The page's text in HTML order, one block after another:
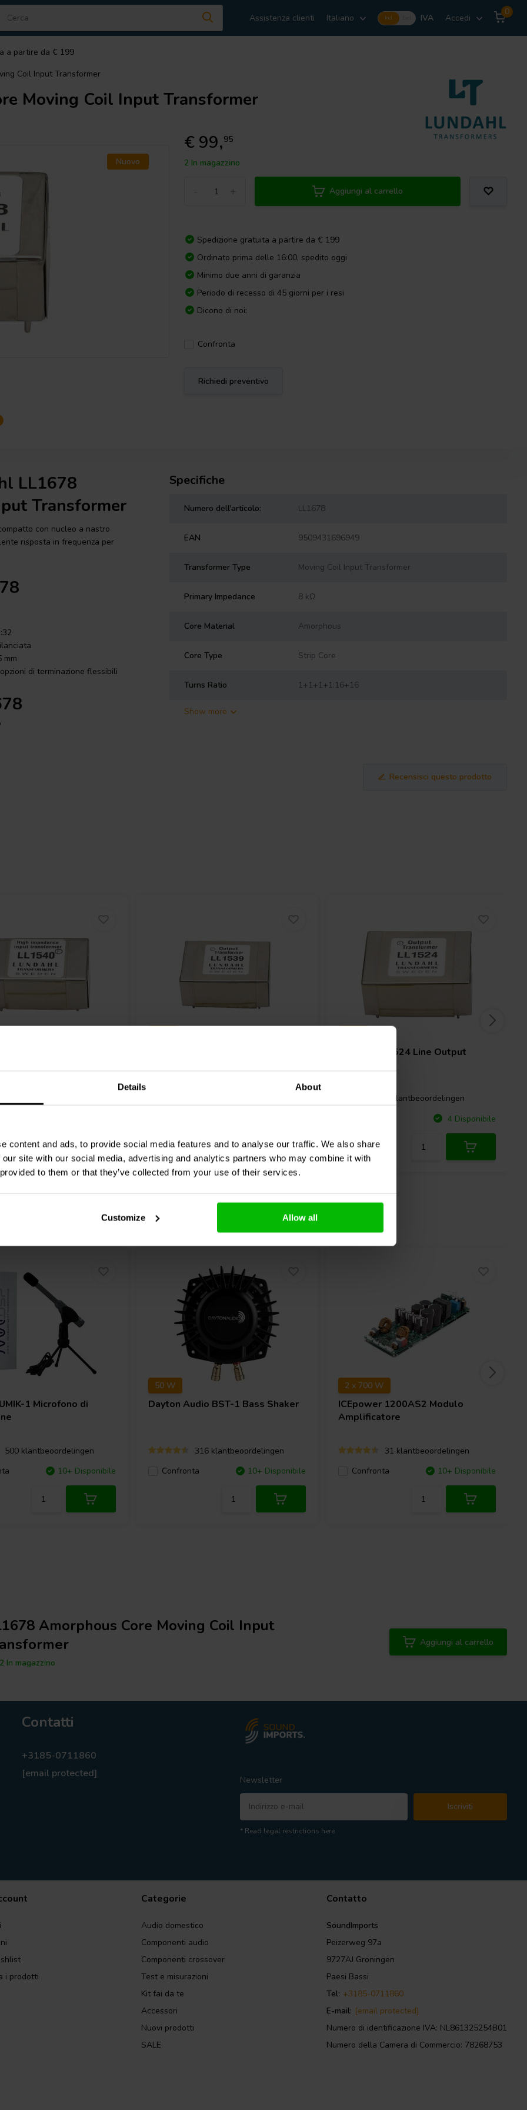
Details About
content and ads, to provide social media features and to analyse our traffic. We also share
site with our social media, advertising and analytics partners who may combine it with
to them or that they’ve collected from your use of their services.
Customize Allow all
Assistenza clienti Italiano Incl. IVA Accedi
0
a partire da € 199
Coil Input Transformer
Moving Coil Input Transformer
Nuovo
€ 99,95
2 In magazzino
Aggiungi al carrello
Spedizione gratuita a partire da € 199
Ordinato prima delle 16:00, spedito oggi
Minimo due anni di garanzia
Periodo di recesso di 45 giorni per i resi
Dicono di noi:
Confronta
Richiedi preventivo
LL1678
Transformer
con nucleo a nastro
risposta in frequenza per
mm
di terminazione flessibili
circondato da due
e controllata.
LL1678. A differenza dei nuclei
e 1,5 kV tra
a 90 kHz entro ±1 dB con
sbilanciata, utilizzando
-8 dBU e 50 Hz con i primari
consigliato dei fori PCB di
Specifiche
Numero dell'articolo: LL1678
EAN 9509431696949
Transformer Type Moving Coil Input Transformer
Primary Impedance 8 kΩ
Core Material Amorphous
Core Type Strip Core
Turns Ratio 1+1+1+1:16+16
Show more
Recensisci questo prodotto
LL1524 Line Output
0 klantbeoordelingen
4 Disponibile
UMIK-1 Microfono di
500 klantbeoordelingen
10+ Disponibile
50 W
Dayton Audio BST-1 Bass Shaker
316 klantbeoordelingen
Confronta
10+ Disponibile
2 x 700 W
ICEpower 1200AS2 Modulo
Amplificatore
31 klantbeoordelingen
Confronta
10+ Disponibile
Amorphous Core Moving Coil Input
2 In magazzino
Aggiungi al carrello
Contatti
+3185-0711860
[email protected]
Newsletter
Iscriviti
* Read legal restrictions here
i prodotti
Categorie
Audio domestico
Componenti audio
Componenti crossover
Test e misurazioni
Kit fai da te
Accessori
Nuovi prodotti
SALE
Contatto
SoundImports
Peizerweg 97a
9727AJ Groningen
Paesi Bassi
Tel: +3185-0711860
E-mail: [email protected]
Numero di identificazione IVA: NL861325254B01
Numero della Camera di Commercio: 78268753